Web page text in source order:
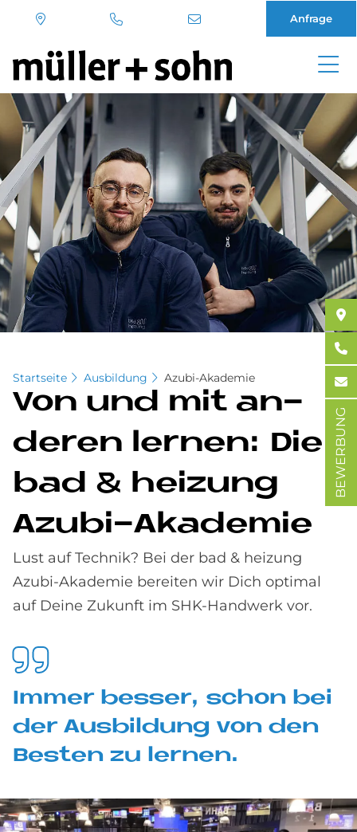
Direkt
zum
Inhalt
Anfrage
Startseite Ausbildung Azubi-Akademie
Von und mit an­
de­ren ler­nen: Die
bad & hei­zung
Azu­bi-Aka­de­mie
Lust auf Technik? Bei der bad & heizung
Azubi-Akademie bereiten wir Dich optimal
auf Deine Zukunft im SHK-Handwerk vor.
Im­mer bes­ser, schon bei
der Aus­bil­dung von den
Be­sten zu ler­nen.
BEWERBUNG